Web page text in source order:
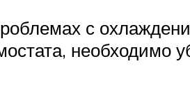
с
необходимо